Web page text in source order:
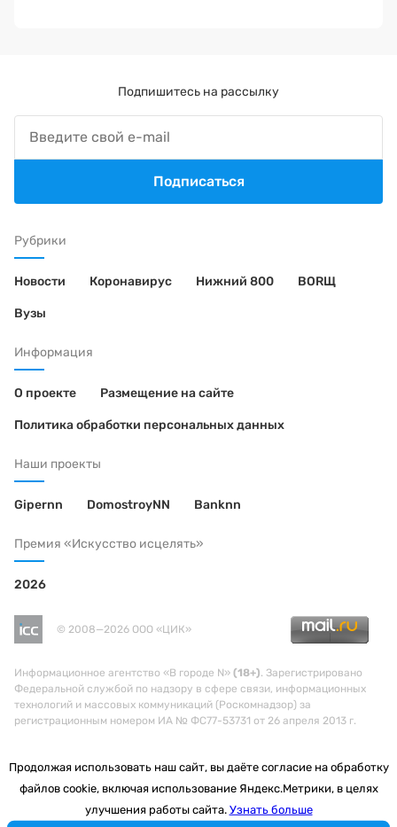
Рубрики
Новости Коронавирус Нижний 800 BORЩ
Вузы
Информация
О проекте Размещение на сайте
Политика обработки персональных данных
Наши проекты
Gipernn DomostroyNN Banknn
Премия «Искусство исцелять»
2026
© 2008—2026 ООО «ЦИК»
Информационное агентство «В городе N» (18+). Зарегистрировано
Федеральной службой по надзору в сфере связи, информационных
технологий и массовых коммуникаций (Роскомнадзор) за
регистрационным номером ИА № ФС77-53731 от 26 апреля 2013 г.
Подпишитесь на рассылку
Подписаться
Продолжая использовать наш сайт, вы даёте согласие на обработку
файлов cookie, включая использование Яндекс.Метрики, в целях
улучшения работы сайта. Узнать больше